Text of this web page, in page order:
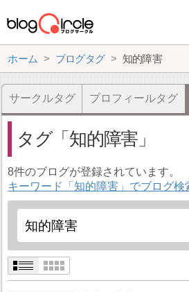
ホーム ブログタグ 知的障害
サークルタグ プロフィールタグ
タグ 知的障害
8件のブログが登録されています。
キーワード「知的障害」でブログ検